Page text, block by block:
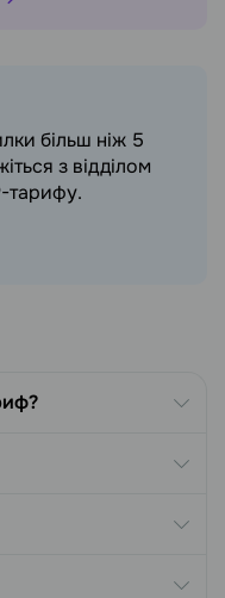
більш ніж 5
з відділом
тарифу.